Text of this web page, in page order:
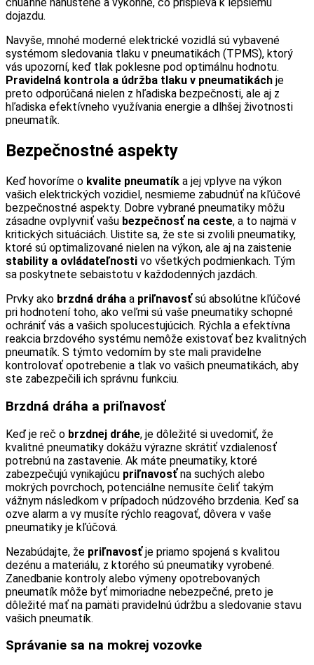
dojazdu.
Navyše, mnohé moderné elektrické vozidlá sú vybavené
systémom sledovania tlaku v pneumatikách (TPMS), ktorý
vás upozorní, keď tlak poklesne pod optimálnu hodnotu.
Pravidelná kontrola a údržba tlaku v pneumatikách je
preto odporúčaná nielen z hľadiska bezpečnosti, ale aj z
hľadiska efektívneho využívania energie a dlhšej životnosti
pneumatík.
Bezpečnostné aspekty
Keď hovoríme o kvalite pneumatík a jej vplyve na výkon
vašich elektrických vozidiel, nesmieme zabudnúť na kľúčové
bezpečnostné aspekty. Dobre vybrané pneumatiky môžu
zásadne ovplyvniť vašu bezpečnosť na ceste, a to najmä v
kritických situáciách. Uistite sa, že ste si zvolili pneumatiky,
ktoré sú optimalizované nielen na výkon, ale aj na zaistenie
stability a ovládateľnosti vo všetkých podmienkach. Tým
sa poskytnete sebaistotu v každodenných jazdách.
Prvky ako brzdná dráha a priľnavosťsú absolútne kľúčové
pri hodnotení toho, ako veľmi sú vaše pneumatiky schopné
ochrániť vás a vašich spolucestujúcich. Rýchla a efektívna
reakcia brzdového systému nemôže existovať bez kvalitných
pneumatík. S týmto vedomím by ste mali pravidelne
kontrolovať opotrebenie a tlak vo vašich pneumatikách, aby
ste zabezpečili ich správnu funkciu.
Brzdná dráha a priľnavosť
Keď je reč o brzdnej dráhe, je dôležité si uvedomiť, že
kvalitné pneumatiky dokážu výrazne skrátiť vzdialenosť
potrebnú na zastavenie. Ak máte pneumatiky, ktoré
zabezpečujú vynikajúcu priľnavosťna suchých alebo
mokrých povrchoch, potenciálne nemusíte čeliť takým
vážnym následkom v prípadoch núdzového brzdenia. Keď sa
ozve alarm a vy musíte rýchlo reagovať, dôvera v vaše
pneumatiky je kľúčová.
Nezabúdajte, že priľnavosťje priamo spojená s kvalitou
dezénu a materiálu, z ktorého sú pneumatiky vyrobené.
Zanedbanie kontroly alebo výmeny opotrebovaných
pneumatík môže byť mimoriadne nebezpečné, preto je
dôležité mať na pamäti pravidelnú údržbu a sledovanie stavu
vašich pneumatík.
Správanie sa na mokrej vozovke